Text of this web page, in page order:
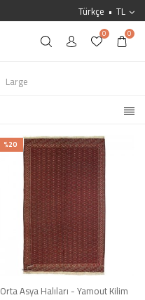
Türkçe TL
0 0
Large
Orta Asya Halıları - Yamout Kilim
%20